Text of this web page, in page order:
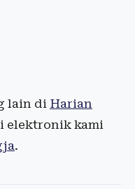
lain di Harian
elektronik kami
.